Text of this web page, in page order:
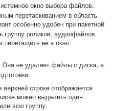
окно выбора файлов.
перетаскиванием в область
особенно удобен при пакетной
группу роликов, аудиофайлов
перетащить её в окно
Она не удаляет файлы с диска, а
строке отображается
можно выделить один
всю группу.